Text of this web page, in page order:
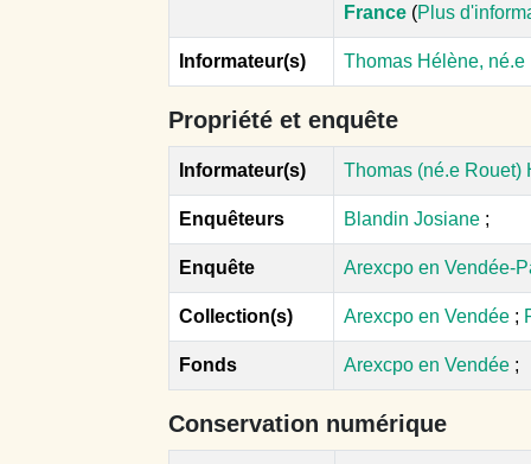
France (Plus
Informateur(s) Thomas Hélène,
Propriété et enquête
Informateur(s) Thomas (né.e Rouet)
Enquêteurs Blandin Josiane ;
Enquête Arexcpo en Vendée-
Collection(s) Arexcpo en Vendée ;
Fonds Arexcpo en Vendée ;
Conservation numérique